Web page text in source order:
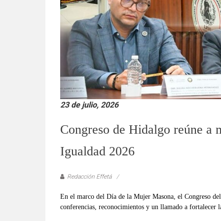
verificadas
al
instante,
serio
y
de
mismas.
23 de julio, 2026
Congreso de Hidalgo reúne a
Igualdad 2026
Redacción Effetá
En el marco del Día de la Mujer Masona, el Congreso
conferencias, reconocimientos y un llamado a fortalecer